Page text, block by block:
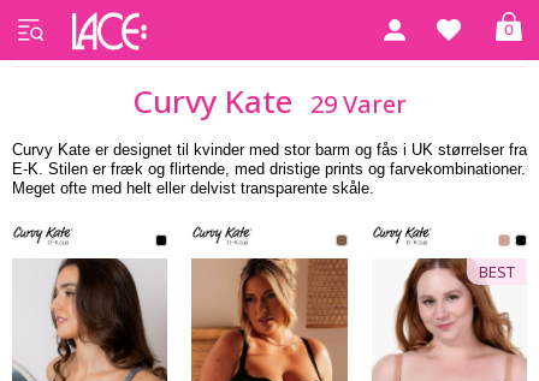
0
Forside Curvy Kate
Curvy Kate 29 Varer
Curvy Kate er designet til kvinder med stor barm og fås i UK størrelser fra
E-K. Stilen er fræk og flirtende, med dristige prints og farvekombinationer.
Meget ofte med helt eller delvist transparente skåle.
BEST